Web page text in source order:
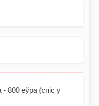
- 800 еўра (спіс у